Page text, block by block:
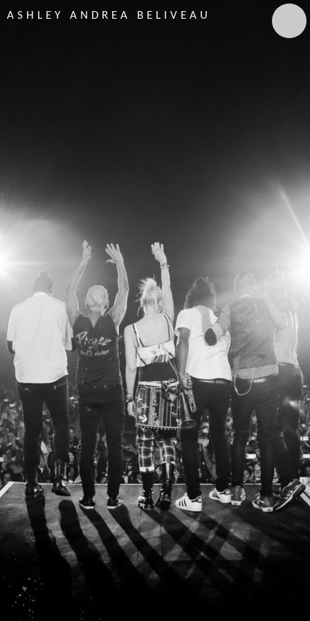
ASHLEY ANDREA BELIVEAU